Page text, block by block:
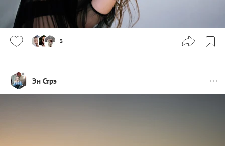
3
Эн Стрэ